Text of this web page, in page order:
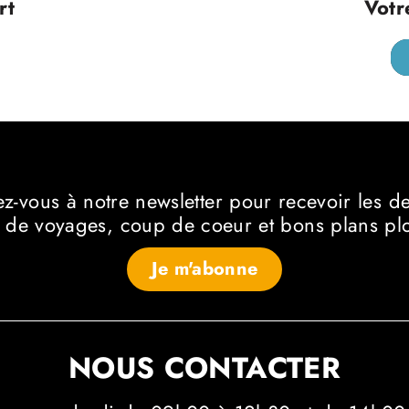
vous à notre newsletter pour recevoir les
de voyages, coup de coeur et bons plans
Je m'abonne
NOUS CONTACTER